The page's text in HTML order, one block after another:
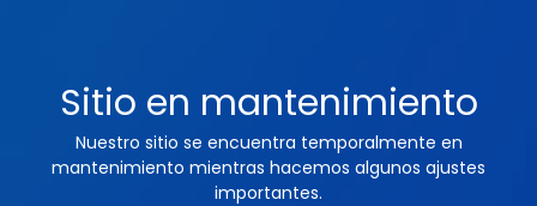
Sitio en mantenimiento
Nuestro sitio se encuentra temporalmente en
mantenimiento mientras hacemos algunos ajustes
importantes.